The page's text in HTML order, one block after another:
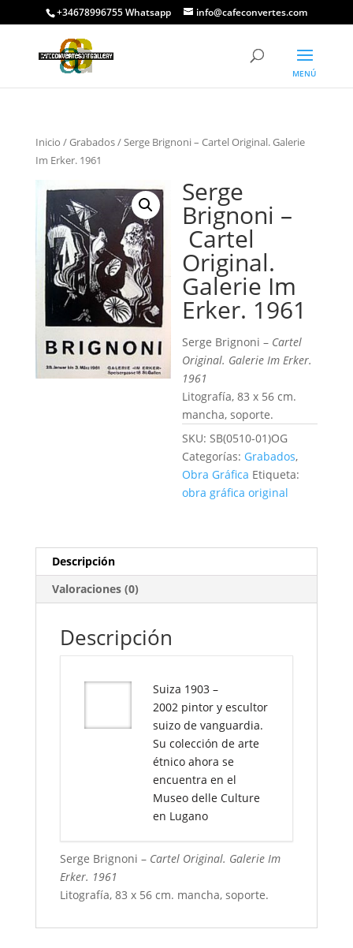
+34678996755 Whatsapp info@cafeconvertes.com
Inicio /Grabados/ Serge Brignoni – Cartel Original. Galerie
Im Erker. 1961
Serge
Brignoni –
Cartel
Original.
Galerie Im
Erker. 1961
Serge Brignoni – Cartel
Original. Galerie Im Erker.
1961
Litografía, 83 x 56 cm.
mancha, soporte.
SKU:SB(0510-01)OG
Categorías: Grabados,
Obra Gráfica Etiqueta:
obra gráfica original
Descripción
Valoraciones (0)
Descripción
Suiza 1903 –
2002 pintor y escultor
suizo de vanguardia.
Su colección de arte
étnico ahora se
encuentra en el
Museo delle Culture
en Lugano
Serge Brignoni – Cartel Original. Galerie Im
Erker. 1961
Litografía, 83 x 56 cm. mancha, soporte.